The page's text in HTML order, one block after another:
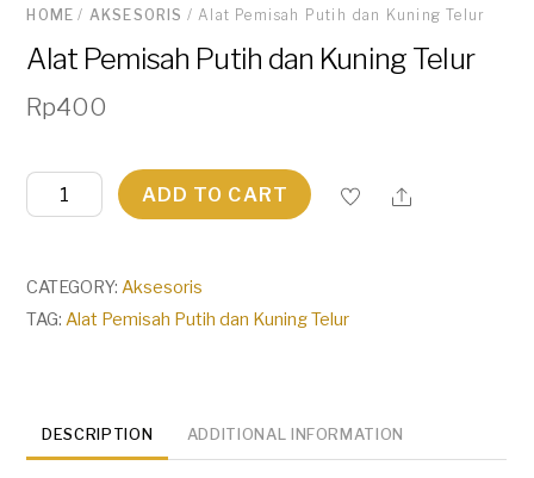
HOME / AKSESORIS / Alat Pemisah Putih dan Kuning Telur
Alat Pemisah Putih dan Kuning Telur
Rp400
Alat
Pemisah
dan
Kuning
ADD TO CART
CATEGORY:Aksesoris
TAG:Alat Pemisah Putih dan Kuning Telur
DESCRIPTION ADDITIONAL INFORMATION